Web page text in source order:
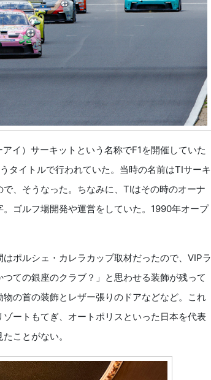
イ）サーキットという名称でF1を開催していた
タイトルで行われていた。当時の名前はTIサーキ
、そうなった。ちなみに、TIはその時のオーナ
ゴルフ場開発や運営をしていた。1990年オープ
ポルシェ・カレラカップ取材だったので、VIPラ
ての銀座のクラブ？」と思わせる装飾が残って
の首の装飾とレザー張りのドアなどなど。これ
ートもてぎ、オートポリスといった日本を代表
ことがない。